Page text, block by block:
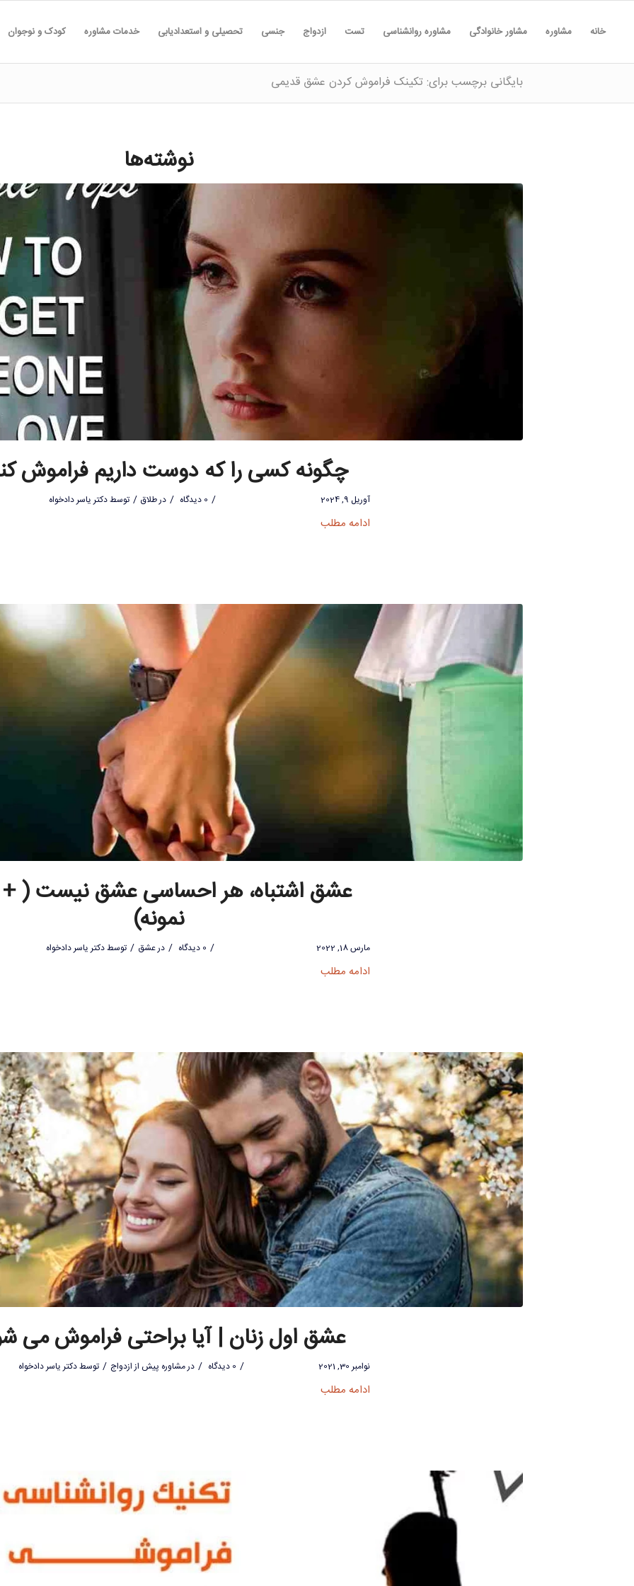
خانه مشاوره مشاور خانوادگی مشاوره روانشناسی تست ازدواج جنسی تحصیلی و استعدادیابی خدمات مشاوره کودک و نوجوان
بایگانی برچسب برای: تکینک فراموش کردن عشق قدیمی
نوشته‌ها
چگونه کسی را که دوست داریم فراموش
آوریل 9, 2024 / 0 دیدگاه / درطلاق / توسطدکتر یاسر دادخواه
ادامه مطلب
عشق اشتباه، هر احساسی عشق نیست (
نمونه)
مارس 18, 2022 / 0 دیدگاه / درعشق / توسطدکتر یاسر دادخواه
ادامه مطلب
عشق اول زنان | آیا براحتی فراموش می
نوامبر 30, 2021 / 0 دیدگاه / درمشاوره پیش از ازدواج / توسطدکتر یاسر دادخواه
ادامه مطلب